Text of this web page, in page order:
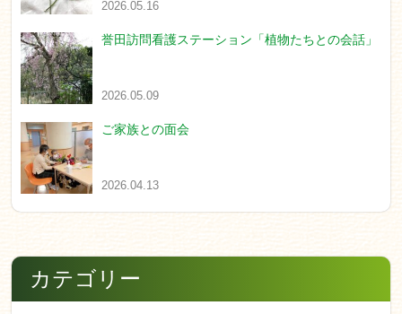
2026.05.16
誉田訪問看護ステーション「植物たちとの会話」
2026.05.09
ご家族との面会
2026.04.13
カテゴリー